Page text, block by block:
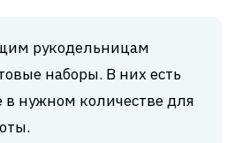
рукодельницам
наборы. В них есть
в нужном количестве для